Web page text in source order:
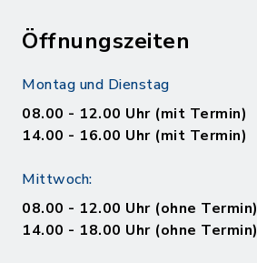
Öffnungszeiten
Montag und Dienstag
08.00 - 12.00 Uhr (mit Termin)
14.00 - 16.00 Uhr (mit Termin)
Mittwoch:
08.00 - 12.00 Uhr (ohne Termin)
14.00 - 18.00 Uhr (ohne Termin)